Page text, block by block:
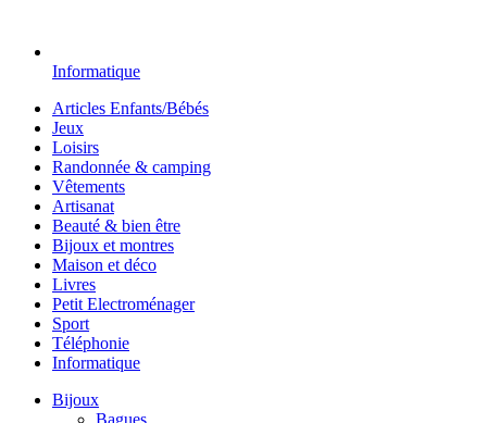
Informatique
Articles Enfants/Bébés
Jeux
Loisirs
Randonnée & camping
Vêtements
Artisanat
Beauté & bien être
Bijoux et montres
Maison et déco
Livres
Petit Electroménager
Sport
Téléphonie
Informatique
Bijoux
Bagues